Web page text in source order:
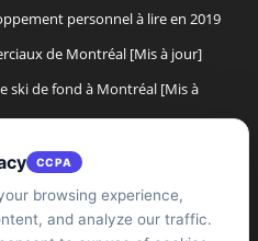
personnel à lire en 2019
de Montréal [Mis à jour]
ski de fond à Montréal [Mis à
femmes de 2017
hommes au Canada [Mise à
CCPA
browsing experience,
and analyze our traffic.